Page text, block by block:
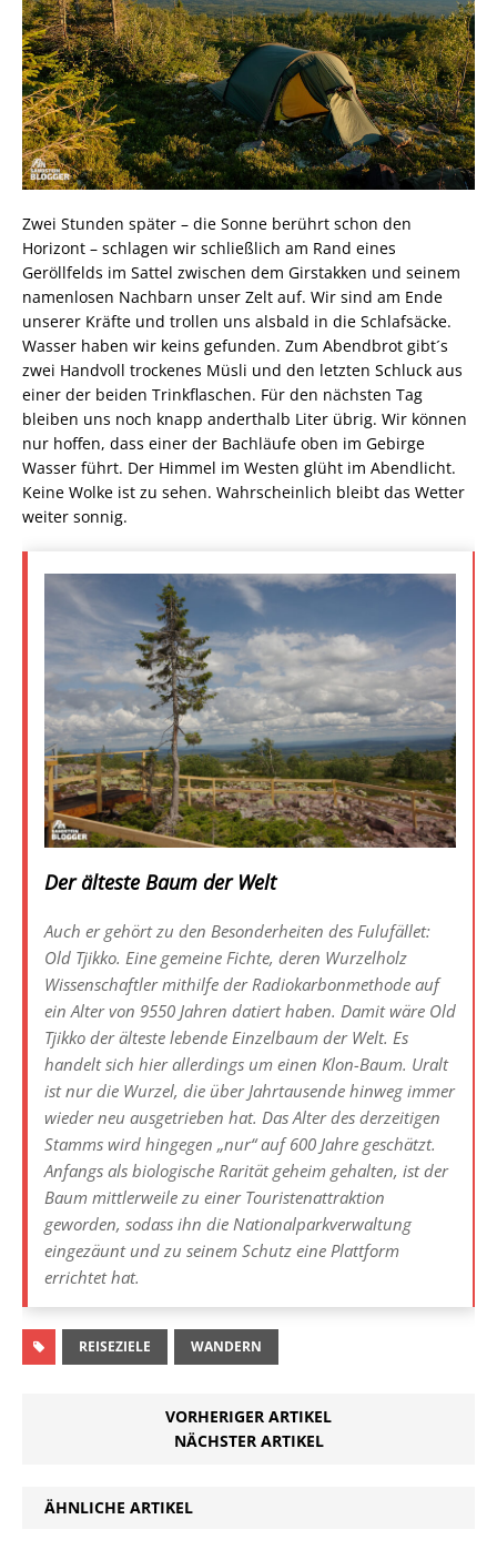
Auch er gehört zu den Besonderheiten des Fulufället:
Old Tjikko. Eine gemeine Fichte, deren Wurzelholz
Wissenschaftler mithilfe der Radiokarbonmethode auf
ein Alter von 9550 Jahren datiert haben. Damit wäre Old
Tjikko der älteste lebende Einzelbaum der Welt. Es
handelt sich hier allerdings um einen Klon-Baum. Uralt
ist nur die Wurzel, die über Jahrtausende hinweg immer
wieder neu ausgetrieben hat. Das Alter des derzeitigen
Stamms wird hingegen „nur“ auf 600 Jahre geschätzt.
Anfangs als biologische Rarität geheim gehalten, ist der
Baum mittlerweile zu einer Touristenattraktion
geworden, sodass ihn die Nationalparkverwaltung
eingezäunt und zu seinem Schutz eine Plattform
errichtet hat.
REISEZIELE WANDERN
ÄHNLICHE ARTIKEL
John Muir: Nationalparks sind Orte zur
Freude der Welt
Mai 25, 2022
Schweden – ein Wintermärchen
Januar 8, 2026
Waldbaden am Gleitmannshorn
Februar 7, 2020
HINTERLASSE JETZT EINEN KOMMENTAR
Kommentar hinterlassen
E-Mail Adresse wird nicht veröffentlicht.
Name *
E-Mail*
Webseite